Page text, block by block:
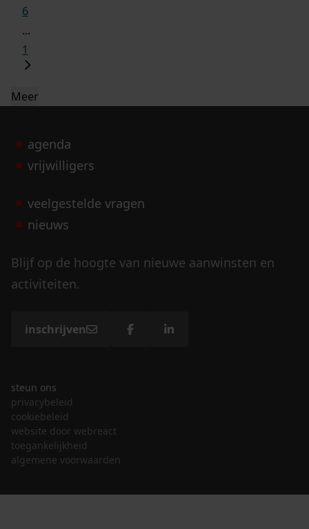
6
...
1
Meer
agenda
vrijwilligers
veelgestelde vragen
nieuws
Blijf op de hoogte van nieuwe aanwinsten en
activiteiten.
inschrijven
steun ons
privacybeleid
cookiebeleid
website door webreact
toegankelijkheid
algemene voorwaarden